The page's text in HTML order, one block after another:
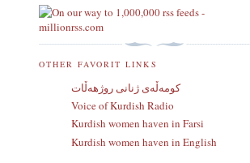
OTHER FAVORIT LINKS
كومه‌ڵه‌ی ژنانی روژهه‌ڵات
Voice of Kurdish Radio
Kurdish women haven in Farsi
Kurdish women haven in English